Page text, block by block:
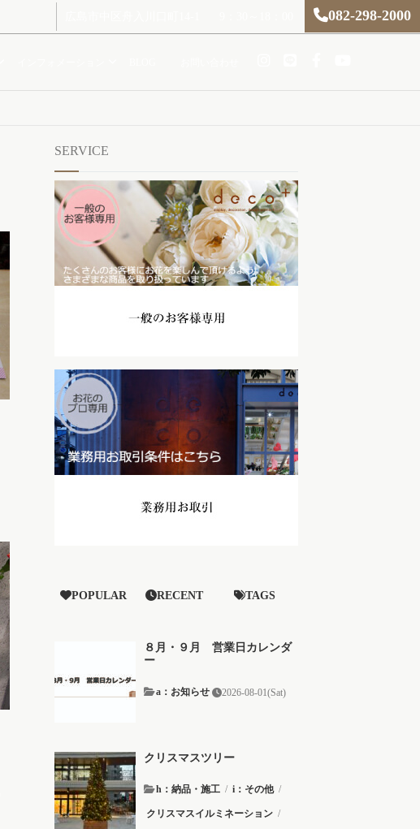
082-298-2000
SERVICE
POPULAR RECENT TAGS
８月・９月 営業日カレンダ
ー
a：お知らせ 2026-08-01(Sat)
クリスマスツリー
h：納品・施工 / i：その他 /
クリスマスイルミネーション /